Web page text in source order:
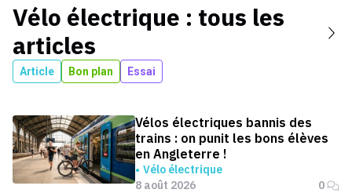
Vélo électrique : tous les
articles
Article Bon plan Essai
Vélos électriques bannis des
trains : on punit les bons élèves
en Angleterre !
Vélo électrique
8 août 2026
0